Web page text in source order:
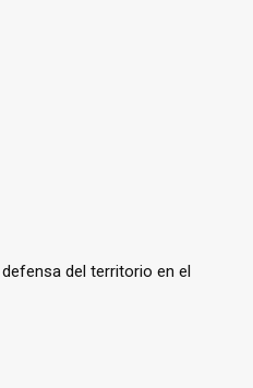
del territorio en el